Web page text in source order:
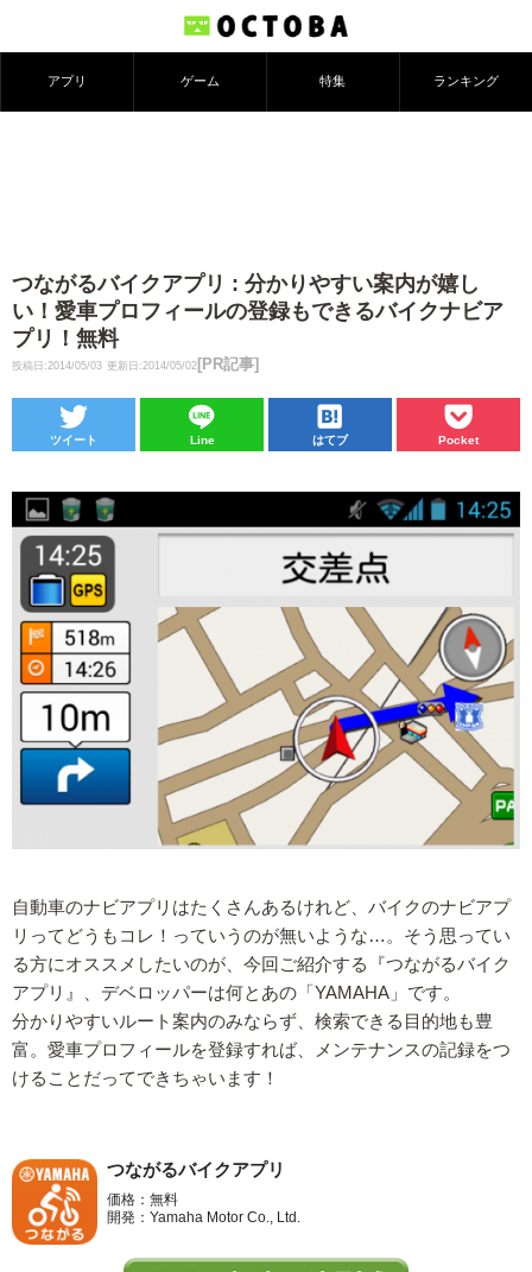
アプリ ゲーム 特集 ランキング
つながるバイクアプリ : 分かりやすい案内が嬉し
い！愛車プロフィールの登録もできるバイクナビア
プリ！無料
投稿日:2014/05/03 更新日:2014/05/02 [PR記事]
ツイート Line はてブ Pocket
自動車のナビアプリはたくさんあるけれど、バイクのナビアプ
リってどうもコレ！っていうのが無いような…。そう思ってい
る方にオススメしたいのが、今回ご紹介する『つながるバイク
アプリ』、デベロッパーは何とあの「YAMAHA」です。
分かりやすいルート案内のみならず、検索できる目的地も豊
富。愛車プロフィールを登録すれば、メンテナンスの記録をつ
けることだってできちゃいます！
つながるバイクアプリ
価格：無料
開発：Yamaha Motor Co., Ltd.